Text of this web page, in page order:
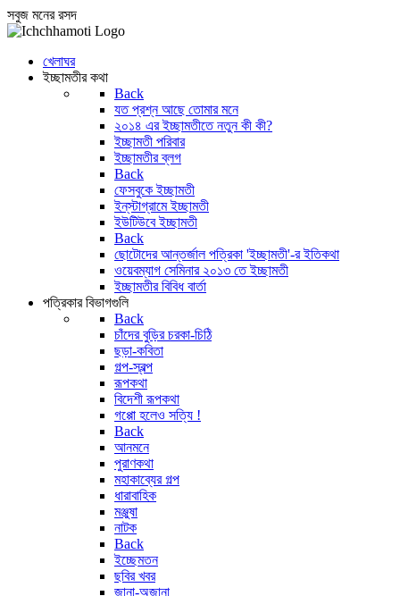
সবুজ মনের রসদ
খেলাঘর
ইচ্ছামতীর কথা
Back
যত প্রশ্ন আছে তোমার মনে
২০১৪ এর ইচ্ছামতীতে নতুন কী কী?
ইচ্ছামতী পরিবার
ইচ্ছামতীর ব্লগ
Back
ফেসবুকে ইচ্ছামতী
ইন্‌স্টাগ্রামে ইচ্ছামতী
ইউটিউবে ইচ্ছামতী
Back
ছোটোদের আন্তর্জাল পত্রিকা 'ইচ্ছামতী'-র ইতিকথা
ওয়েবম্যাগ সেমিনার ২০১৩ তে ইচ্ছামতী
ইচ্ছামতীর বিবিধ বার্তা
পত্রিকার বিভাগগুলি
Back
চাঁদের বুড়ির চরকা-চিঠি
ছড়া-কবিতা
গল্প-স্বল্প
রূপকথা
বিদেশী রূপকথা
গপ্পো হলেও সত্যি !
Back
আনমনে
পুরাণকথা
মহাকাব্যের গল্প
ধারাবাহিক
মঞ্জুষা
নাটক
Back
ইচ্ছেমতন
ছবির খবর
জানা-অজানা